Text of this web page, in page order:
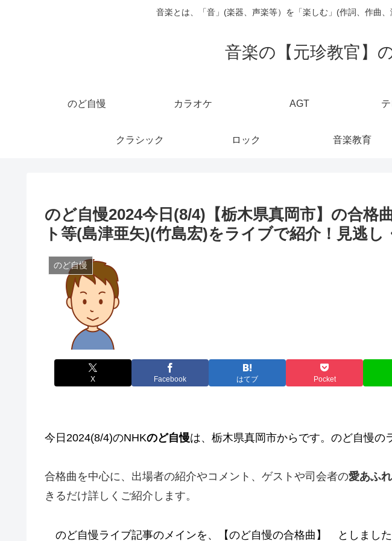
音楽とは、「音」(楽器、声楽等）を「楽しむ」(作詞、作曲
音楽の【元珍教官】
のど自慢 カラオケ AGT
クラシック ロック 音楽教育
のど自慢2024今日(8/4)【栃木県真岡市】の合格
ト等(島津亜矢)(竹島宏)をライブで紹介！見逃し
のど自慢
X Facebook はてブ Pocket
今日2024(8/4)のNHKのど自慢は、栃木県真岡市からです。 のど自慢の
合格曲を中心に、出場者の紹介やコメント、ゲストや司会者の愛あふ
きるだけ詳しくご紹介します。
のど自慢ライブ記事のメインを、【のど自慢の合格曲】 としまし